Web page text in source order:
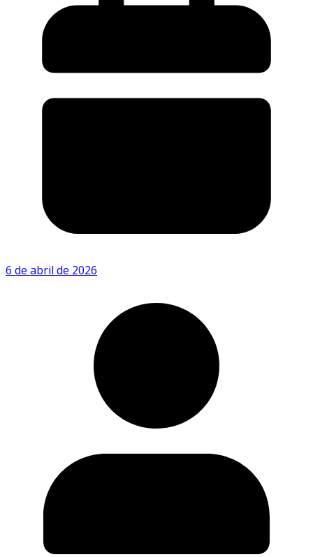
6 de abril de 2026